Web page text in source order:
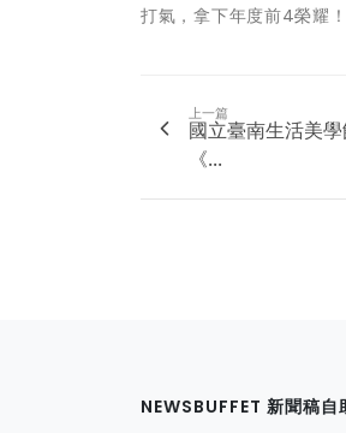
打氣，拿下年度前4榮耀！
上一篇
國立臺南生活美
《...
NEWSBUFFET 新聞稿自